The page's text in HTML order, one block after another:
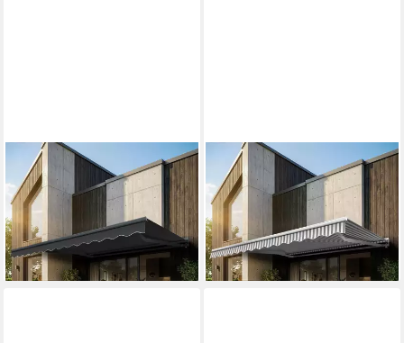
ECLIPSE
Halbkassettenmarkise
Kassettenmarkise Eclipse
Standard manuell 2,5x2m
ab 459,00 €
lieferbar - in 4-5 Werktagen bei dir
ECLIPSE
Halbkassettenmarkise
Kassettenmarkise Eclipse
Standard manuell 2,5x2m
ab 459,00 €
lieferbar - in 4-5 Werktagen bei dir